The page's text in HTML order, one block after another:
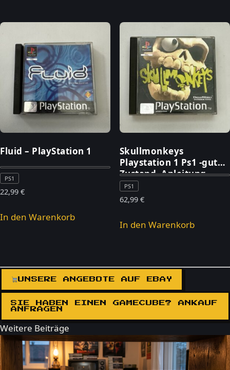
Fluid – PlayStation 1
PS1
22,99 €
In den Warenkorb
Skullmonkeys
Playstation 1 Ps1 -guter
Zustand- Anleitung –
PlayStation 1
PS1
62,99 €
In den Warenkorb
UNSERE ANGEBOTE AUF EBAY
SIE HABEN EINEN GAMECUBE? ANKAUF
ANFRAGEN
Weitere Beiträge